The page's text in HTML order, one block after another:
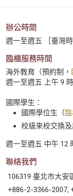
辦公時間
週一至週五 ［臺灣
臨櫃服務時間
海外教育（預約制，
週一至週五 上午 9
國際學生：
國際學位生（
校級來校交換
週一至週五 中午 12
聯絡我們
106319 臺北市大安
+886-2-3366-2007,